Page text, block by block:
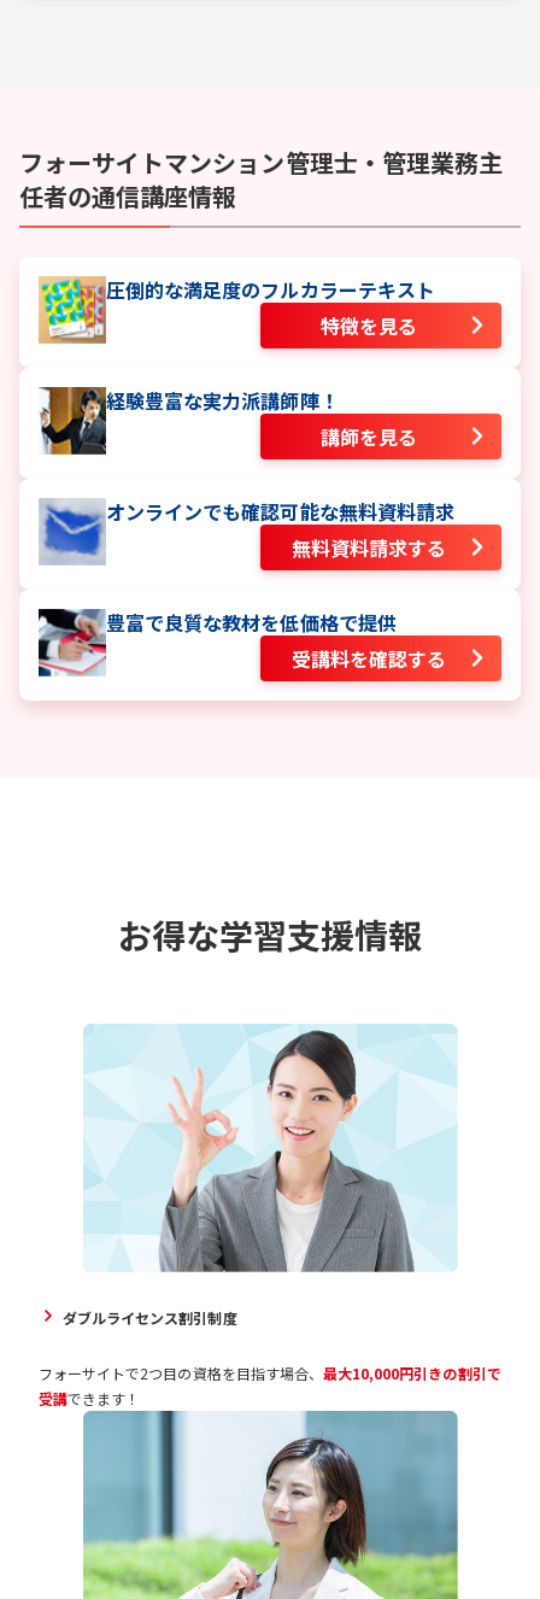
フォーサイトマンション管理士・管理業務主
任者の通信講座情報
圧倒的な満足度のフルカラーテキスト
特徴を見る
経験豊富な実力派講師陣！
講師を見る
オンラインでも確認可能な無料資料請求
無料資料請求する
豊富で良質な教材を低価格で提供
受講料を確認する
お得な学習支援情報
ダブルライセンス割引制度
フォーサイトで2つ目の資格を目指す場合、 最大10,000円引きの割引で
受講できます！